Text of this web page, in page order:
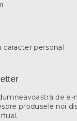
personal
de e-
produsele noi